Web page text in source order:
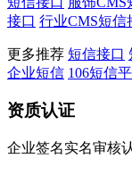
接口 行业CMS短信
更多推荐 短信接口
企业短信 106短信
资质认证
企业签名实名审核